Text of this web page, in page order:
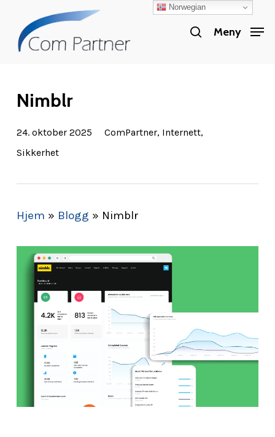
main
search
Meny
Nimblr
24. oktober 2025 ComPartner, Internett,
Sikkerhet
Hjem » Blogg » Nimblr
Close
Norwegian